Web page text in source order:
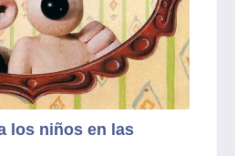
los niños en las